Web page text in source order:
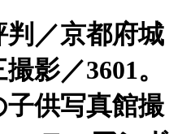
／京都府城
影／3601。
供写真館撮